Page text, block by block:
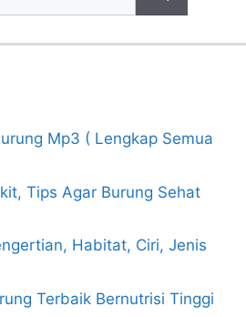
Mp3 ( Lengkap Semua
Tips Agar Burung Sehat
Habitat, Ciri, Jenis
Terbaik Bernutrisi Tinggi